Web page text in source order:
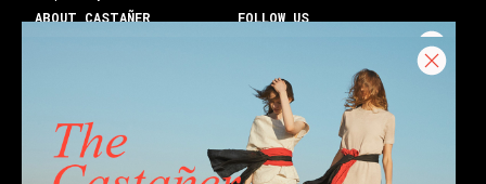
ABOUT CASTAÑER
Franchises
Stores
Castañer Society
FOLLOW US
Facebook
Youtube
Blog